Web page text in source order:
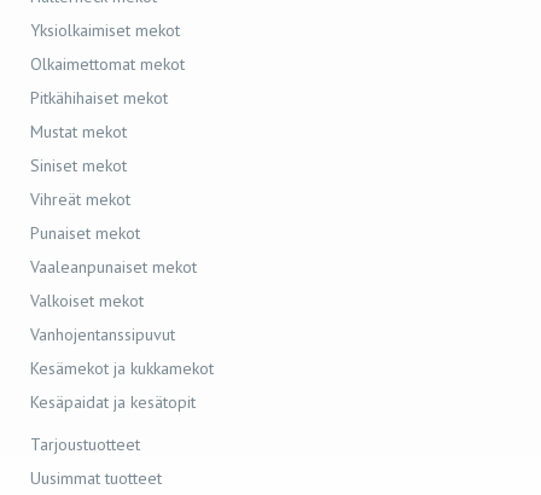
Yksiolkaimiset mekot
Olkaimettomat mekot
Pitkähihaiset mekot
Mustat mekot
Siniset mekot
Vihreät mekot
Punaiset mekot
Vaaleanpunaiset mekot
Valkoiset mekot
Vanhojentanssipuvut
Kesämekot ja kukkamekot
Kesäpaidat ja kesätopit
Tarjoustuotteet
Uusimmat tuotteet